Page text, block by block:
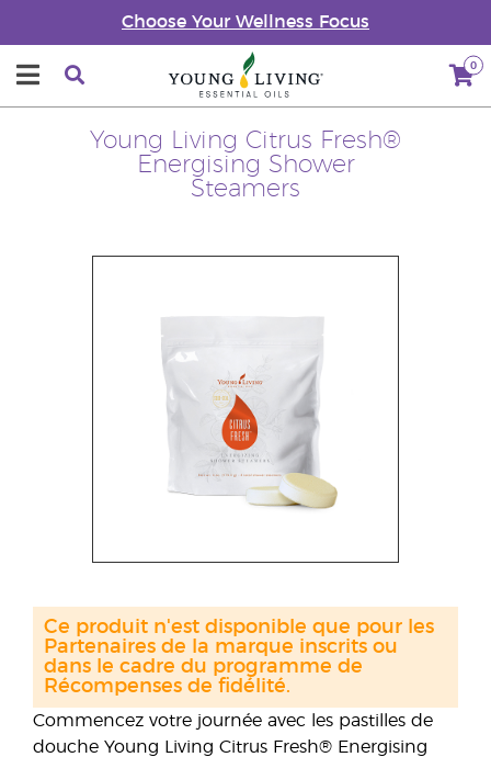
Choose Your Wellness Focus
0
Young Living Citrus Fresh®
Energising Shower
Steamers
Commencez votre journée avec les pastilles de
douche Young Living Citrus Fresh® Energising
Ce produit n'est disponible que pour les
Partenaires de la marque inscrits ou
dans le cadre du programme de
Récompenses de fidélité.